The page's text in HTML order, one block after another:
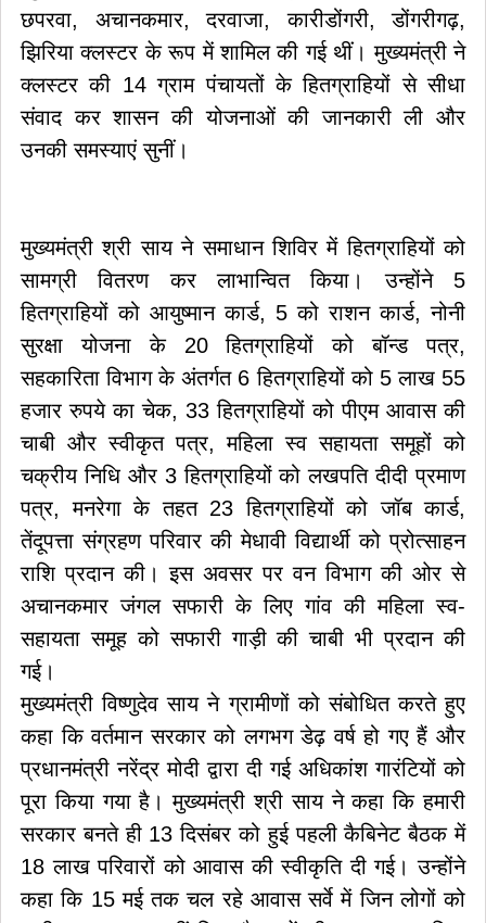
छपरवा, अचानकमार, दरवाजा, कारीडोंगरी, डोंगरीगढ़,
झिरिया क्लस्टर के रूप में शामिल की गई थीं। मुख्यमंत्री ने
क्लस्टर की 14 ग्राम पंचायतों के हितग्राहियों से सीधा
संवाद कर शासन की योजनाओं की जानकारी ली और
उनकी समस्याएं सुनीं।
मुख्यमंत्री श्री साय ने समाधान शिविर में हितग्राहियों को
सामग्री वितरण कर लाभान्वित किया। उन्होंने 5
हितग्राहियों को आयुष्मान कार्ड, 5 को राशन कार्ड, नोनी
सुरक्षा योजना के 20 हितग्राहियों को बॉन्ड पत्र,
सहकारिता विभाग के अंतर्गत 6 हितग्राहियों को 5 लाख 55
हजार रुपये का चेक, 33 हितग्राहियों को पीएम आवास की
चाबी और स्वीकृत पत्र, महिला स्व सहायता समूहों को
चक्रीय निधि और 3 हितग्राहियों को लखपति दीदी प्रमाण
पत्र, मनरेगा के तहत 23 हितग्राहियों को जॉब कार्ड,
तेंदूपत्ता संग्रहण परिवार की मेधावी विद्यार्थी को प्रोत्साहन
राशि प्रदान की। इस अवसर पर वन विभाग की ओर से
अचानकमार जंगल सफारी के लिए गांव की महिला स्व-
सहायता समूह को सफारी गाड़ी की चाबी भी प्रदान की
गई।
मुख्यमंत्री विष्णुदेव साय ने ग्रामीणों को संबोधित करते हुए
कहा कि वर्तमान सरकार को लगभग डेढ़ वर्ष हो गए हैं और
प्रधानमंत्री नरेंद्र मोदी द्वारा दी गई अधिकांश गारंटियों को
पूरा किया गया है। मुख्यमंत्री श्री साय ने कहा कि हमारी
सरकार बनते ही 13 दिसंबर को हुई पहली कैबिनेट बैठक में
18 लाख परिवारों को आवास की स्वीकृति दी गई। उन्होंने
कहा कि 15 मई तक चल रहे आवास सर्वे में जिन लोगों को